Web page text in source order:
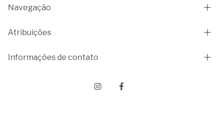
Navegação
Atribuições
Informações de contato